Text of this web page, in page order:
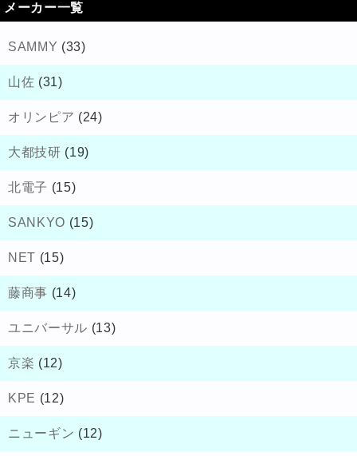
メーカー一覧
SAMMY (33)
山佐 (31)
オリンピア (24)
大都技研 (19)
北電子 (15)
SANKYO (15)
NET (15)
藤商事 (14)
ユニバーサル (13)
京楽 (12)
KPE (12)
ニューギン (12)